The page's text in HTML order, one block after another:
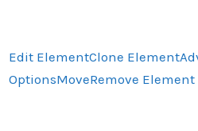
Edit ElementClone Element
OptionsMoveRemove Element